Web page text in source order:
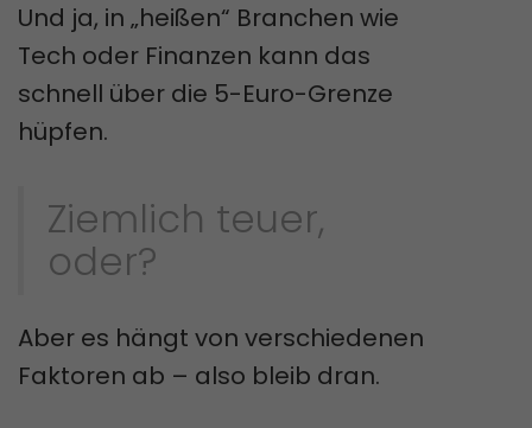
Und ja, in „heißen“ Branchen wie
Tech oder Finanzen kann das
schnell über die 5-Euro-Grenze
hüpfen.
Ziemlich teuer,
oder?
Aber es hängt von verschiedenen
Faktoren ab – also bleib dran.